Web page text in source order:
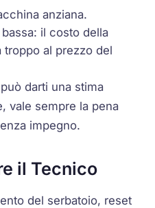
anziana.
il costo della
troppo al prezzo del
darti una stima
vale sempre la pena
impegno.
il Tecnico
del serbatoio, reset